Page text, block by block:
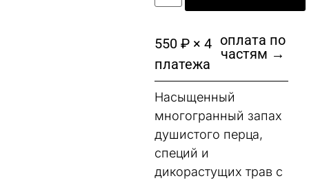
550 ₽ × 4
платежа
оплата по
частям →
Насыщенный
многогранный запах
душистого перца,
специй и
дикорастущих трав с